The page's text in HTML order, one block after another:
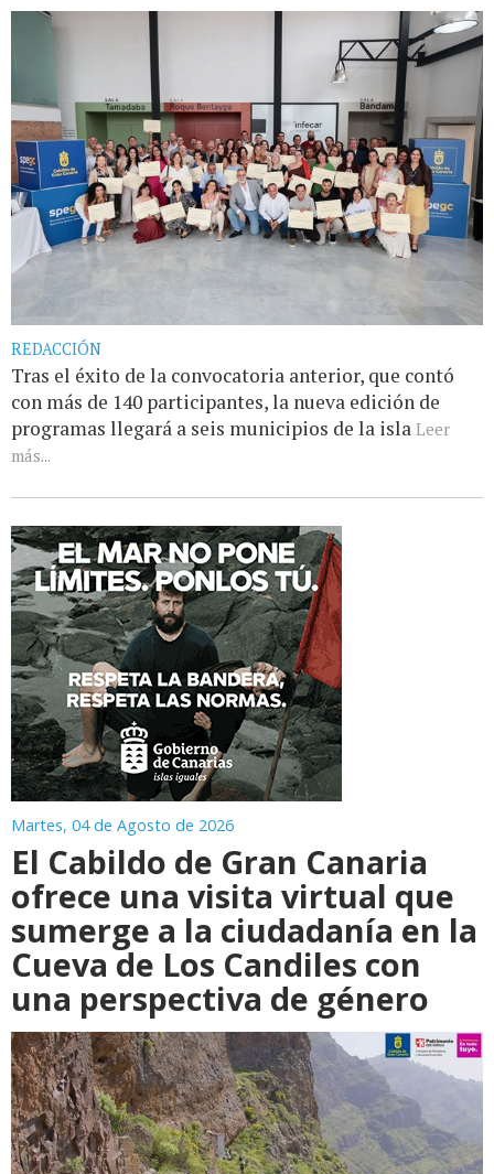
REDACCIÓN
Tras el éxito de la convocatoria anterior, que contó
con más de 140 participantes, la nueva edición de
programas llegará a seis municipios de la isla Leer
más...
Martes, 04 de Agosto de 2026
El Cabildo de Gran Canaria
ofrece una visita virtual que
sumerge a la ciudadanía en la
Cueva de Los Candiles con
una perspectiva de género